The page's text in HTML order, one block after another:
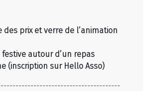
des prix et verre de l’animation
festive autour d’un repas
(inscription sur Hello Asso)